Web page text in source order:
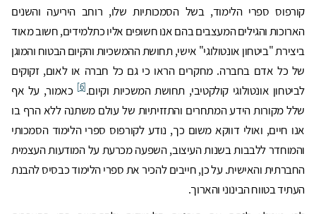
קורפוס ספרי הלימוד, בשל הסמכותיות שלו, רוחב היריעה והשנים
הארוכות והגילים המעצבים בהם אנו חשופים אליו כתלמידים, חשוב מאוד
ביצירת "ביטחון אונטולוגי" אישי, תחושת ההמשכיות והקיום הבטוח והמוגן
של כל אדם בחברה. מחקרים הראו כי גם כל חברה או לאום, זקוקים
לביטחון אונטולוגי קולקטיבי, תחושת המשכיות וקיום.[6]
כאמור, על אף
שלל מקורות הידע המתחרים והתזזיתיות של עולם משתנה ללא הרף בו
אנו חיים, ואולי דווקא משום כך, נודע לקורפוס ספרי הלימוד הסמכותי
והמוחדר ללבבות בשנות העיצוב, השפעה מכרעת על המודעות העצמית
החברתית והאישית. על כן, חייבים להכיר את ספרי הלימוד כבסיס להבנת
העתיד בטווח הבינוני והארוך.